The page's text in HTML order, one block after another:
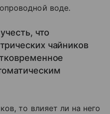
воде.
что
чайников
то влияет ли на него